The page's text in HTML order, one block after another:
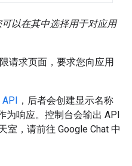
以在其中选择用于对应用
请求页面，要求您向应用
API ，后者会创建显示名称
为响应。控制台会输出 API
室，请前往 Google Chat 中